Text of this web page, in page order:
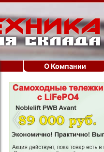
‹
О Компании